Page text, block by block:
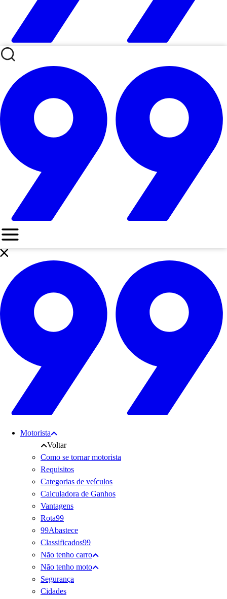
Motorista
Voltar
Como se tornar motorista
Requisitos
Categorias de veículos
Calculadora de Ganhos
Vantagens
Rota99
99Abastece
Classificados99
Não tenho carro
Não tenho moto
Segurança
Cidades